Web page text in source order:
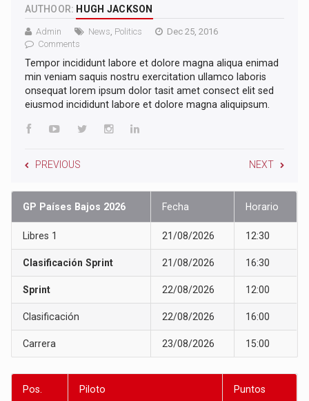
AUTHOOR: HUGH JACKSON
Admin News Politics
Dec 25, 2016
Comments
Tempor incididunt labore et dolore magna aliqua enimad
min veniam saquis nostru exercitation ullamco laboris
onsequat lorem ipsum dolor tasit amet consect elit sed
eiusmod incididunt labore et dolore magna aliquipsum.
PREVIOUS NEXT
GP Países Bajos 2026 Fecha Horario
Libres 1 21/08/2026 12:30
Clasificación Sprint 21/08/2026 16:30
Sprint 22/08/2026 12:00
Clasificación 22/08/2026 16:00
Carrera 23/08/2026 15:00
Pos. Piloto Puntos